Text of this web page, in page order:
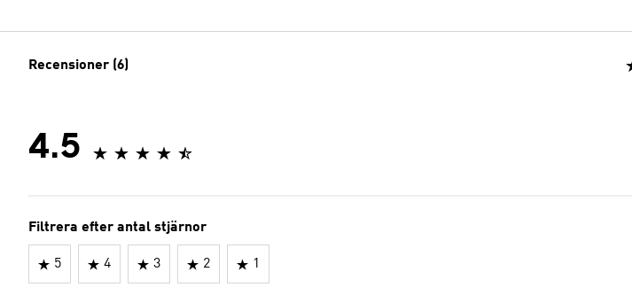
Recensioner (6)
4.5
Filtrera efter antal stjärnor
5 4 3 2 1